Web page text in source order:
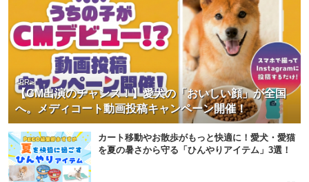
【CM出演のチャンス！】愛犬の「おいしい顔」が全国
へ。メディコート動画投稿キャンペーン開催！
<PR>
カート移動やお散歩がもっと快適に！愛犬・愛猫
を夏の暑さから守る「ひんやりアイテム」3選！